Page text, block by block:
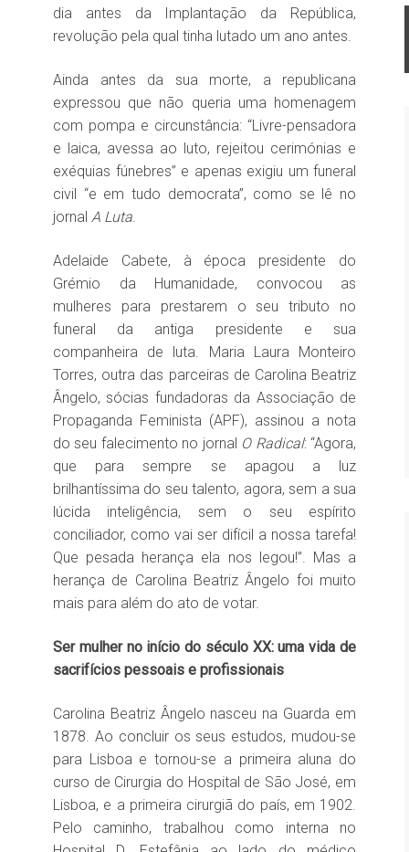
dia antes da Implantação da República,
revolução pela qual tinha lutado um ano antes.
Ainda antes da sua morte, a republicana
expressou que não queria uma homenagem
com pompa e circunstância: “Livre-pensadora
e laica, avessa ao luto, rejeitou cerimónias e
exéquias fúnebres” e apenas exigiu um funeral
civil “e em tudo democrata”, como se lê no
jornal A Luta.
Adelaide Cabete, à época presidente do
Grémio da Humanidade, convocou as
mulheres para prestarem o seu tributo no
funeral da antiga presidente e sua
companheira de luta. Maria Laura Monteiro
Torres, outra das parceiras de Carolina Beatriz
Ângelo, sócias fundadoras da Associação de
Propaganda Feminista (APF), assinou a nota
do seu falecimento no jornal O Radical: “Agora,
que para sempre se apagou a luz
brilhantíssima do seu talento, agora, sem a sua
lúcida inteligência, sem o seu espírito
conciliador, como vai ser difícil a nossa tarefa!
Que pesada herança ela nos legou!”. Mas a
herança de Carolina Beatriz Ângelo foi muito
mais para além do ato de votar.
Ser mulher no início do século XX: uma vida de
sacrifícios pessoais e profissionais
Carolina Beatriz Ângelo nasceu na Guarda em
1878. Ao concluir os seus estudos, mudou-se
para Lisboa e tornou-se a primeira aluna do
curso de Cirurgia do Hospital de São José, em
Lisboa, e a primeira cirurgiã do país, em 1902.
Pelo caminho, trabalhou como interna no